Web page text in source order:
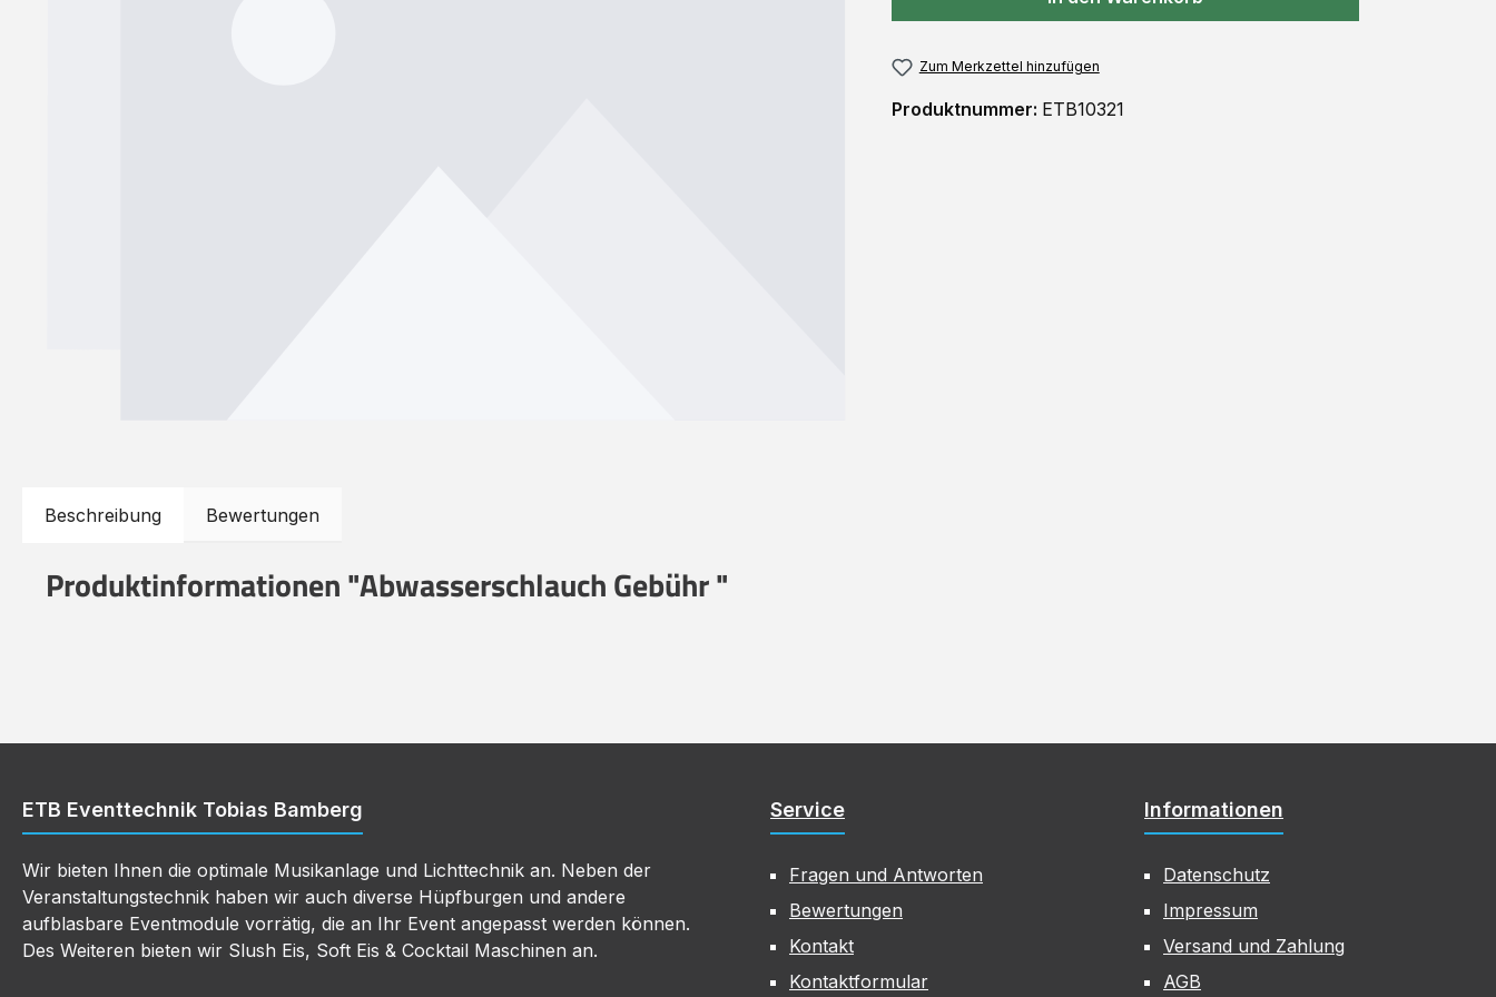
Zum Merkzettel hinzufügen
Produktnummer: ETB10321
Beschreibung Bewertungen
Produktinformationen "Abwasserschlauch Gebühr "
ETB Eventtechnik Tobias Bamberg
Wir bieten Ihnen die optimale Musikanlage und Lichttechnik an. Neben der
Veranstaltungstechnik haben wir auch diverse Hüpfburgen und andere
aufblasbare Eventmodule vorrätig, die an Ihr Event angepasst werden können.
Des Weiteren bieten wir Slush Eis, Soft Eis & Cocktail Maschinen an.
Service
Fragen und Antworten
Bewertungen
Kontakt
Kontaktformular
Informationen
Datenschutz
Impressum
Versand und Zahlung
AGB